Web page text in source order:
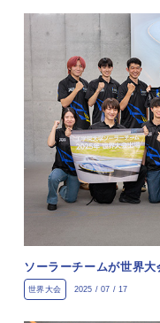
ソーラーチームが世界
世界大会 2025 / 07 / 17